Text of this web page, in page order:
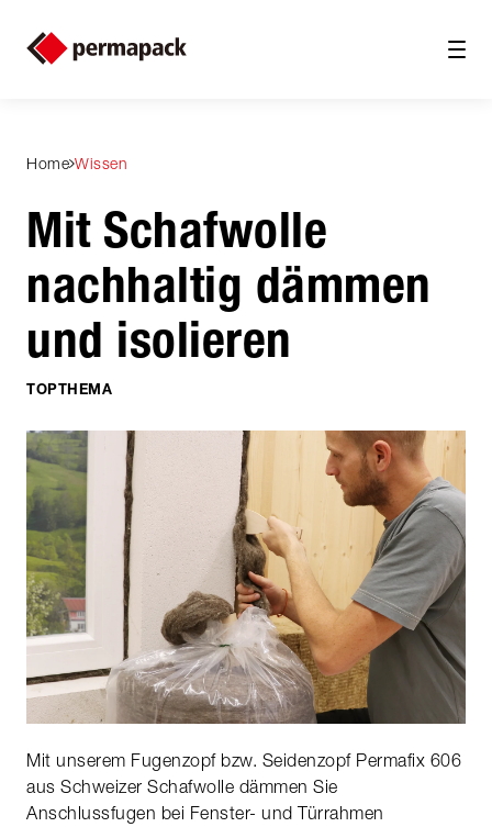
Home Wissen
Mit Schafwolle
nachhaltig dämmen
und isolieren
TOPTHEMA
Mit unserem Fugenzopf bzw. Seidenzopf Permafix 606
aus Schweizer Schafwolle dämmen Sie
Anschlussfugen bei Fenster- und Türrahmen